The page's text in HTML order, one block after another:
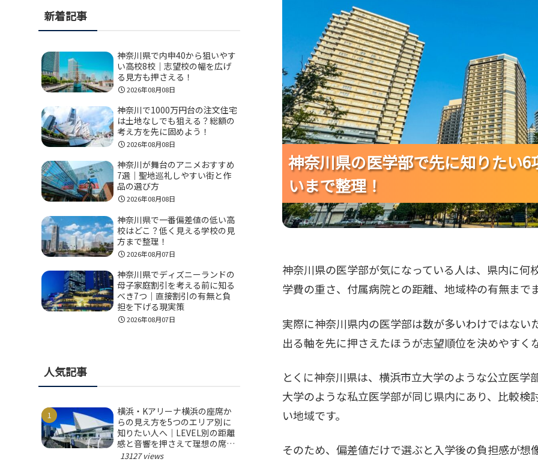
神奈川県の医学部で先に知りたい
いまで整理！
神奈川県の医学部で先に知りたい
いまで整理！
神奈川県の医学部で先に知りたい
いまで整理！
神奈川県の医学部が気になっている人は、県内に
学費の重さ、付属病院との距離、地域枠の有無まで
実際に神奈川県内の医学部は数が多いわけではな
出る軸を先に押さえたほうが志望順位を決めやすく
とくに神奈川県は、横浜市立大学のような公立医
大学のような私立医学部が同じ県内にあり、比較
い地域です。
そのため、偏差値だけで選ぶと入学後の負担感が想
新着記事
神奈川県で内申40から狙いやす
い高校8校｜志望校の幅を広げ
る見方も押さえる！
2026年08月08日
神奈川で1000万円台の注文住宅
は土地なしでも狙える？総額の
考え方を先に固めよう！
2026年08月08日
神奈川が舞台のアニメおすすめ
7選｜聖地巡礼しやすい街と作
品の選び方
2026年08月08日
神奈川県で一番偏差値の低い高
校はどこ？低く見える学校の見
方まで整理！
2026年08月07日
神奈川県でディズニーランドの
母子家庭割引を考える前に知る
べき7つ｜直接割引の有無と負
担を下げる現実策
2026年08月07日
人気記事
横浜・Kアリーナ横浜の座席か
らの見え方を5つのエリア別に
知りたい人へ｜LEVEL別の距離
感と音響を押さえて理想の席を
選ぼう！
13127 views